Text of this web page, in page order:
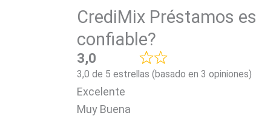
CrediMix Préstamos es
confiable?
3,0
3,0 de 5 estrellas (basado en 3 opiniones)
Excelente
Muy Buena